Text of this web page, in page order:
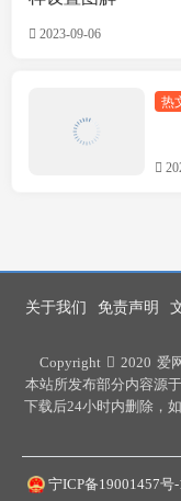
2023-09-06
技
热
关于我们 免责声明
Copyright
2020 爱
本站所发布部分内容源
下载后24小时内删除，
宁ICP备19001457号-